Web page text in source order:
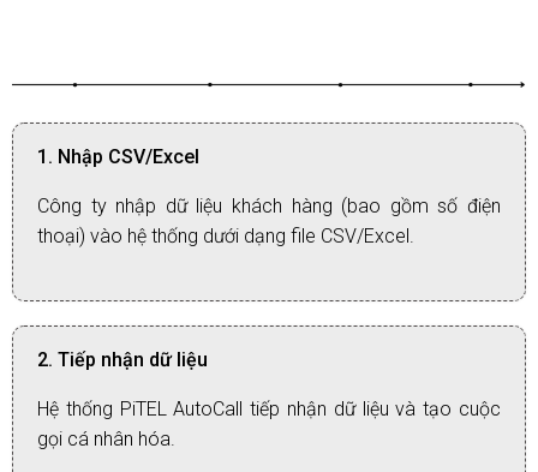
1. Nhập CSV/Excel
Công ty nhập dữ liệu khách hàng (bao gồm số điện
thoại) vào hệ thống dưới dạng file CSV/Excel.
2. Tiếp nhận dữ liệu
Hệ thống PiTEL AutoCall tiếp nhận dữ liệu và tạo cuộc
gọi cá nhân hóa.